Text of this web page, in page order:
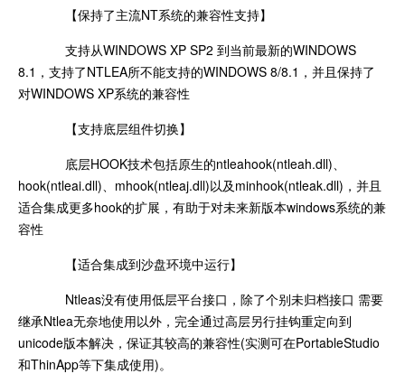
【保持了主流NT系统的兼容性支持】
支持从WINDOWS XP SP2 到当前最新的WINDOWS
8.1，支持了NTLEA所不能支持的WINDOWS 8/8.1，并且保持了
对WINDOWS XP系统的兼容性
【支持底层组件切换】
底层HOOK技术包括原生的ntleahook(ntleah.dll)、
hook(ntleai.dll)、mhook(ntleaj.dll)以及minhook(ntleak.dll)，并且
适合集成更多hook的扩展，有助于对未来新版本windows系统的兼
容性
【适合集成到沙盘环境中运行】
Ntleas没有使用低层平台接口，除了个别未归档接口 需要
继承Ntlea无奈地使用以外，完全通过高层另行挂钩重定向到
unicode版本解决，保证其较高的兼容性(实测可在PortableStudio
和ThinApp等下集成使用)。